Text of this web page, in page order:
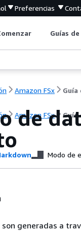
Preferencias
Guías
Amazon FSx
Amazon FSx Guía
de
Modo de
generadas a